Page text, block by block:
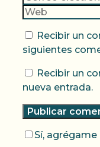
Recibir un
siguientes
Recibir un
nueva entrada.
Sí,